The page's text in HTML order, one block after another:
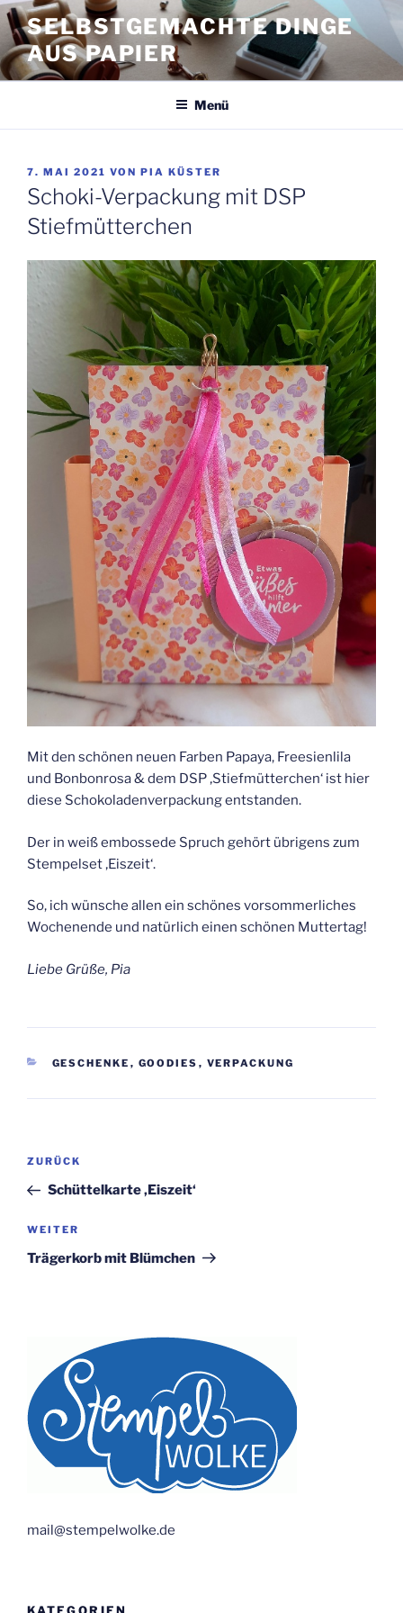
Zum
Inhalt
springen
SELBSTGEMACHTE DINGE
AUS PAPIER
Menü
VERÖFFENTLICHT
AM
7. MAI 2021 VON PIA KÜSTER
Schoki-Verpackung mit DSP
Stiefmütterchen
Mit den schönen neuen Farben Papaya, Freesienlila
und Bonbonrosa & dem DSP ‚Stiefmütterchen‘ ist hier
diese Schokoladenverpackung entstanden.
Der in weiß embossede Spruch gehört übrigens zum
Stempelset ‚Eiszeit‘.
So, ich wünsche allen ein schönes vorsommerliches
Wochenende und natürlich einen schönen Muttertag!
Liebe Grüße, Pia
KATEGORIEN
GESCHENKE , GOODIES , VERPACKUNG
Beitragsnavigation
Vorheriger
Beitrag
ZURÜCK
Schüttelkarte ‚Eiszeit‘
Nächster
Beitrag
WEITER
Trägerkorb mit Blümchen
mail@stempelwolke.de